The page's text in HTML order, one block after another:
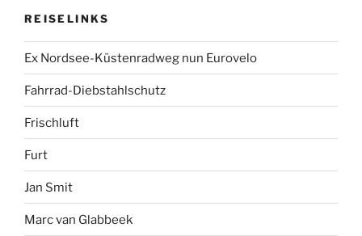
REISELINKS
Ex Nordsee-Küstenradweg nun Eurovelo
Fahrrad-Diebstahlschutz
Frischluft
Furt
Jan Smit
Marc van Glabbeek